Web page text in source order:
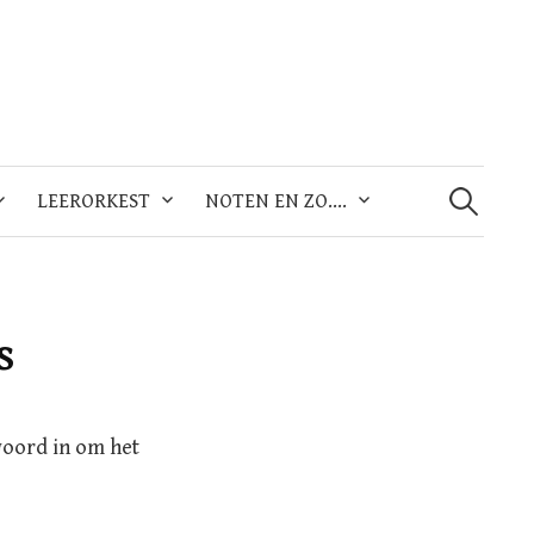
LEERORKEST NOTEN EN ZO….
naar:
in om het